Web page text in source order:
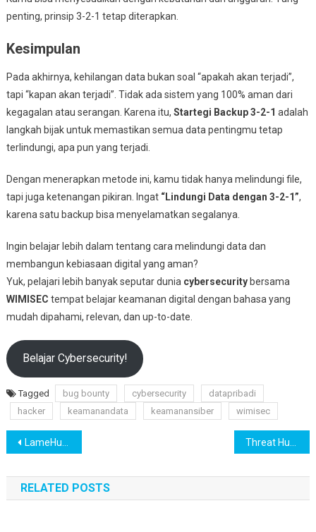
penting, prinsip 3-2-1 tetap diterapkan.
Kesimpulan
Pada akhirnya, kehilangan data bukan soal “apakah akan terjadi”,
tapi “kapan akan terjadi”. Tidak ada sistem yang 100% aman dari
kegagalan atau serangan. Karena itu, Startegi Backup 3-2-1 adalah
langkah bijak untuk memastikan semua data pentingmu tetap
terlindungi, apa pun yang terjadi.
Dengan menerapkan metode ini, kamu tidak hanya melindungi file,
tapi juga ketenangan pikiran. Ingat “Lindungi Data dengan 3-2-1”,
karena satu backup bisa menyelamatkan segalanya.
Ingin belajar lebih dalam tentang cara melindungi data dan
membangun kebiasaan digital yang aman?
Yuk, pelajari lebih banyak seputar dunia cybersecuritybersama
WIMISEC tempat belajar keamanan digital dengan bahasa yang
mudah dipahami, relevan, dan up-to-date.
Belajar Cybersecurity!
Tagged bug bounty cybersecurity
datapribadi
hacker
keamanandata keamanansiber wimisec
Navigasi
pos
LameHug Malware Cerdas Berbasis AI
RELATED POSTS